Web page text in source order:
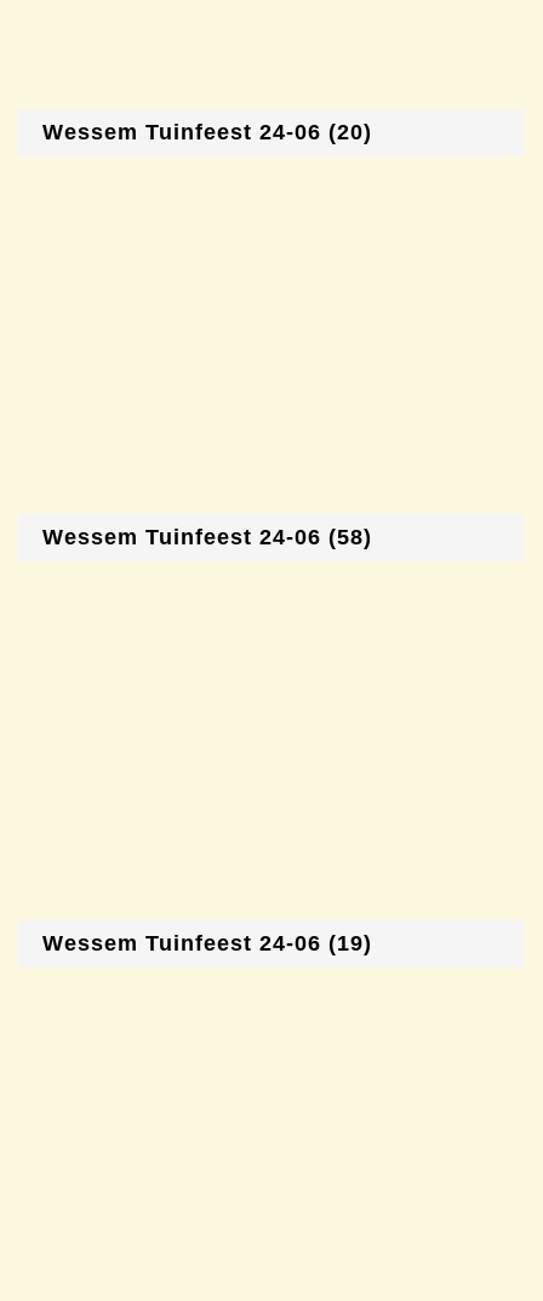
Wessem Tuinfeest 24-06 (20)
Wessem Tuinfeest 24-06 (58)
Wessem Tuinfeest 24-06 (19)